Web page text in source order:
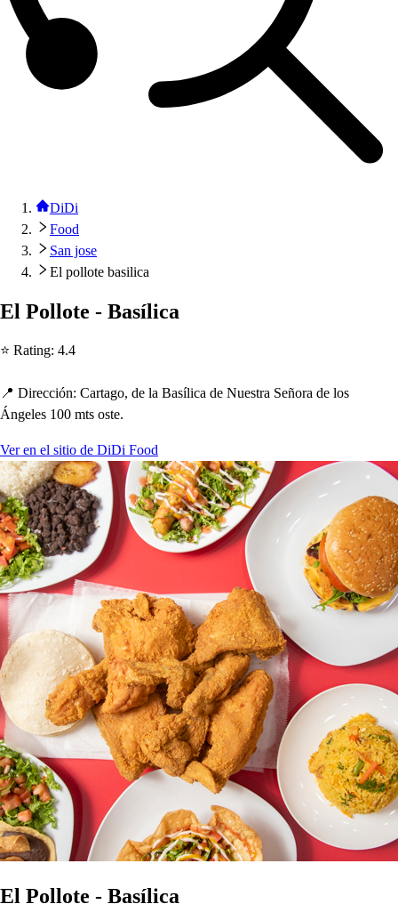
DiDi
Food
San jose
El pollote basilica
El Pollote - Basílica
⭐ Rating: 4.4
📍 Dirección: Cartago, de la Basílica de Nuestra Señora de los
Ángeles 100 mts oste.
Ver en el sitio de DiDi Food
El Pollote - Basílica